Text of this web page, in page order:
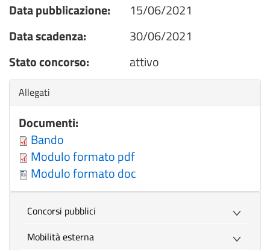
Data pubblicazione:
15/06/2021
Data scadenza:
30/06/2021
Stato concorso:
attivo
Nascondi
Allegati
Documenti:
Bando
Modulo formato pdf
Modulo formato doc
Concorsi pubblici
Mobilità esterna